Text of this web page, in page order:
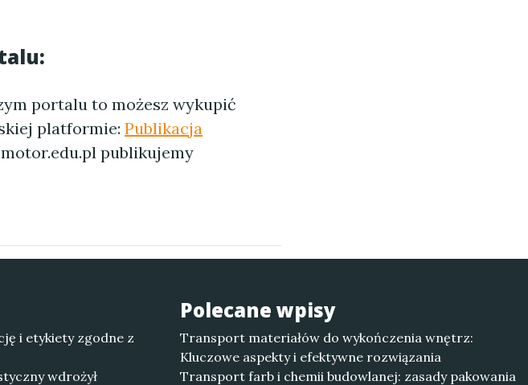
portalu to możesz wykupić
platformie: Publikacja
publikujemy
i etykiety zgodne z
wdrożył
Polecane wpisy
Transport materiałów do wykończenia wnętrz:
Kluczowe aspekty i efektywne rozwiązania
Transport farb i chemii budowlanej: zasady pakowania